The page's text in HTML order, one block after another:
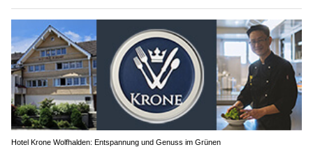
Hotel Krone Wolfhalden: Entspannung und Genuss im Grünen